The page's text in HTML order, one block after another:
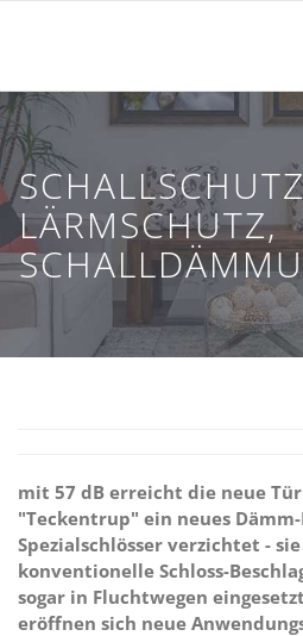
LÄRMSCHUTZ,
mit 57 dB erreicht die neue Tür
"Teckentrup" ein neues
Spezialschlösser verzichtet -
konventionelle Schloss-
sogar in Fluchtwegen
eröffnen sich neue